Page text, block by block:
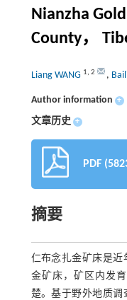
Nianzha
County，
Liang WANG 1, 2 ,
Author information +
文章历史 +
PDF
摘要
仁布念扎金矿床是近
金矿床，矿区内发
楚。基于野外地质